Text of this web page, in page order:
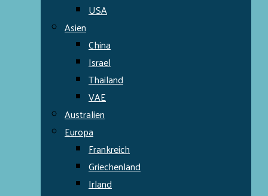
USA
Asien
China
Israel
Thailand
VAE
Australien
Europa
Frankreich
Griechenland
Irland